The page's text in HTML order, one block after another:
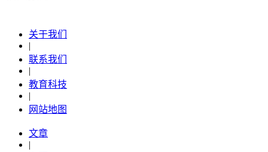
关于我们
|
联系我们
|
教育科技
|
网站地图
文章
|